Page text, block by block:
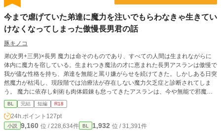
今まで虐げていた弟達に魔力を注いでもらわなきゃ生きてい
けなくなってしまった傲慢長男君の話
豚キノコ
弟(次男+三男)×長男 魔力は命そのものであり、すべての人間は生まれながらに
体内に魔力を宿している。生まれつき魔法の才に恵まれた長男アスランは傲慢で
我が儘な性格を持ち、弟達を無能と罵り嫌がらせを続けてきた。しかしある日突
然魔力が枯渇し、現段階では治療法が存在しない魔力欠乏症と診断されてしま
う。 魔力に依存し剣術も肉体鍛錬も怠ってきたアスランは、今や無能で邪魔な
存在として早々に見切りをつけられ死人として処理された。 幽閉塔に送られ助
けを求めることも出来ず途方に暮れるアスランは、嘲笑いに来た次男、セレスに
縋り魔力を乞うしかなかった。 前編(次男メイン・行為無し)後編(三男メイン・
行為、一時的な洗脳描写含)の2話です 【諸注意】 ・受けが攻めからの暴行によ
BL 完結 短編 R18
24h.ポイント 127pt
小説 9,160 位 / 228,634件 BL 1,932 位 / 31,391件